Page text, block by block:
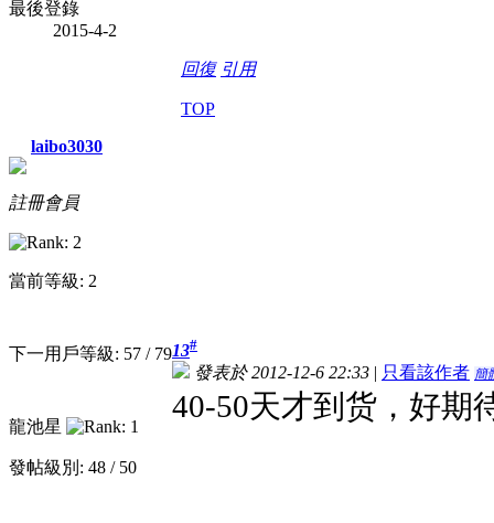
最後登錄
2015-4-2
回復 引用
TOP
laibo3030
註冊會員
當前等級: 2
下一用戶等級: 57 / 79
龍池星
發帖級別: 48 / 50
13#
發表於 2012-12-6 22:33 | 只看該作者 簡
40-50天才到货，好期